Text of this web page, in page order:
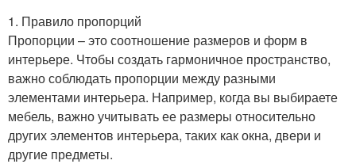
1. Правило пропорций
Пропорции – это соотношение размеров и форм в
интерьере. Чтобы создать гармоничное пространство,
важно соблюдать пропорции между разными
элементами интерьера. Например, когда вы выбираете
мебель, важно учитывать ее размеры относительно
других элементов интерьера, таких как окна, двери и
другие предметы.